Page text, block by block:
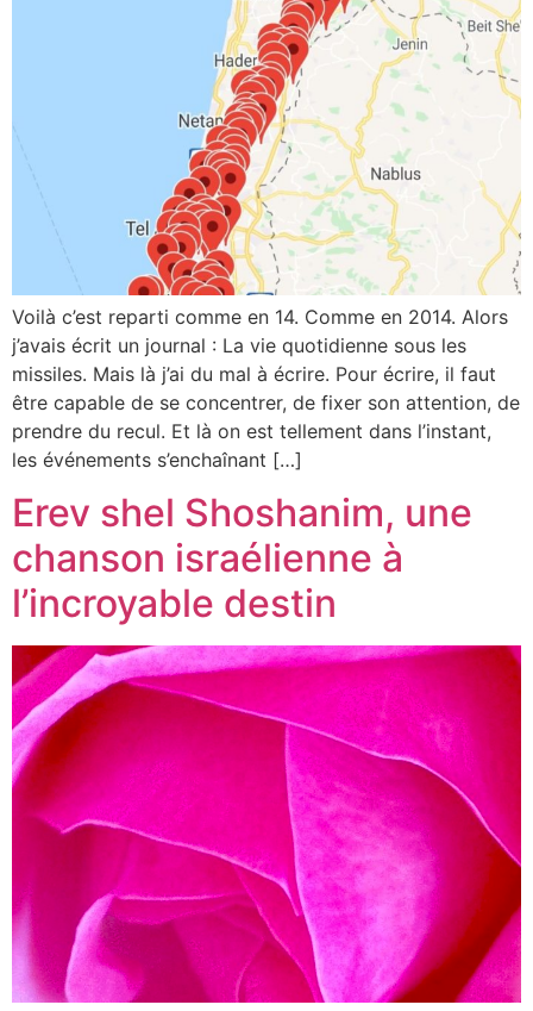
Voilà c’est reparti comme en 14. Comme en 2014. Alors
j’avais écrit un journal : La vie quotidienne sous les
missiles. Mais là j’ai du mal à écrire. Pour écrire, il faut
être capable de se concentrer, de fixer son attention, de
prendre du recul. Et là on est tellement dans l’instant,
les événements s’enchaînant […]
Erev shel Shoshanim, une
chanson israélienne à
l’incroyable destin